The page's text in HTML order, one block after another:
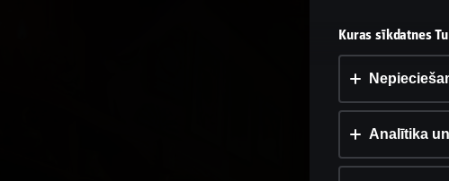
Kuras sīkdatnes
Analītika